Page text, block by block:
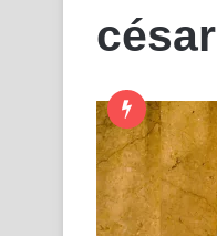
césar